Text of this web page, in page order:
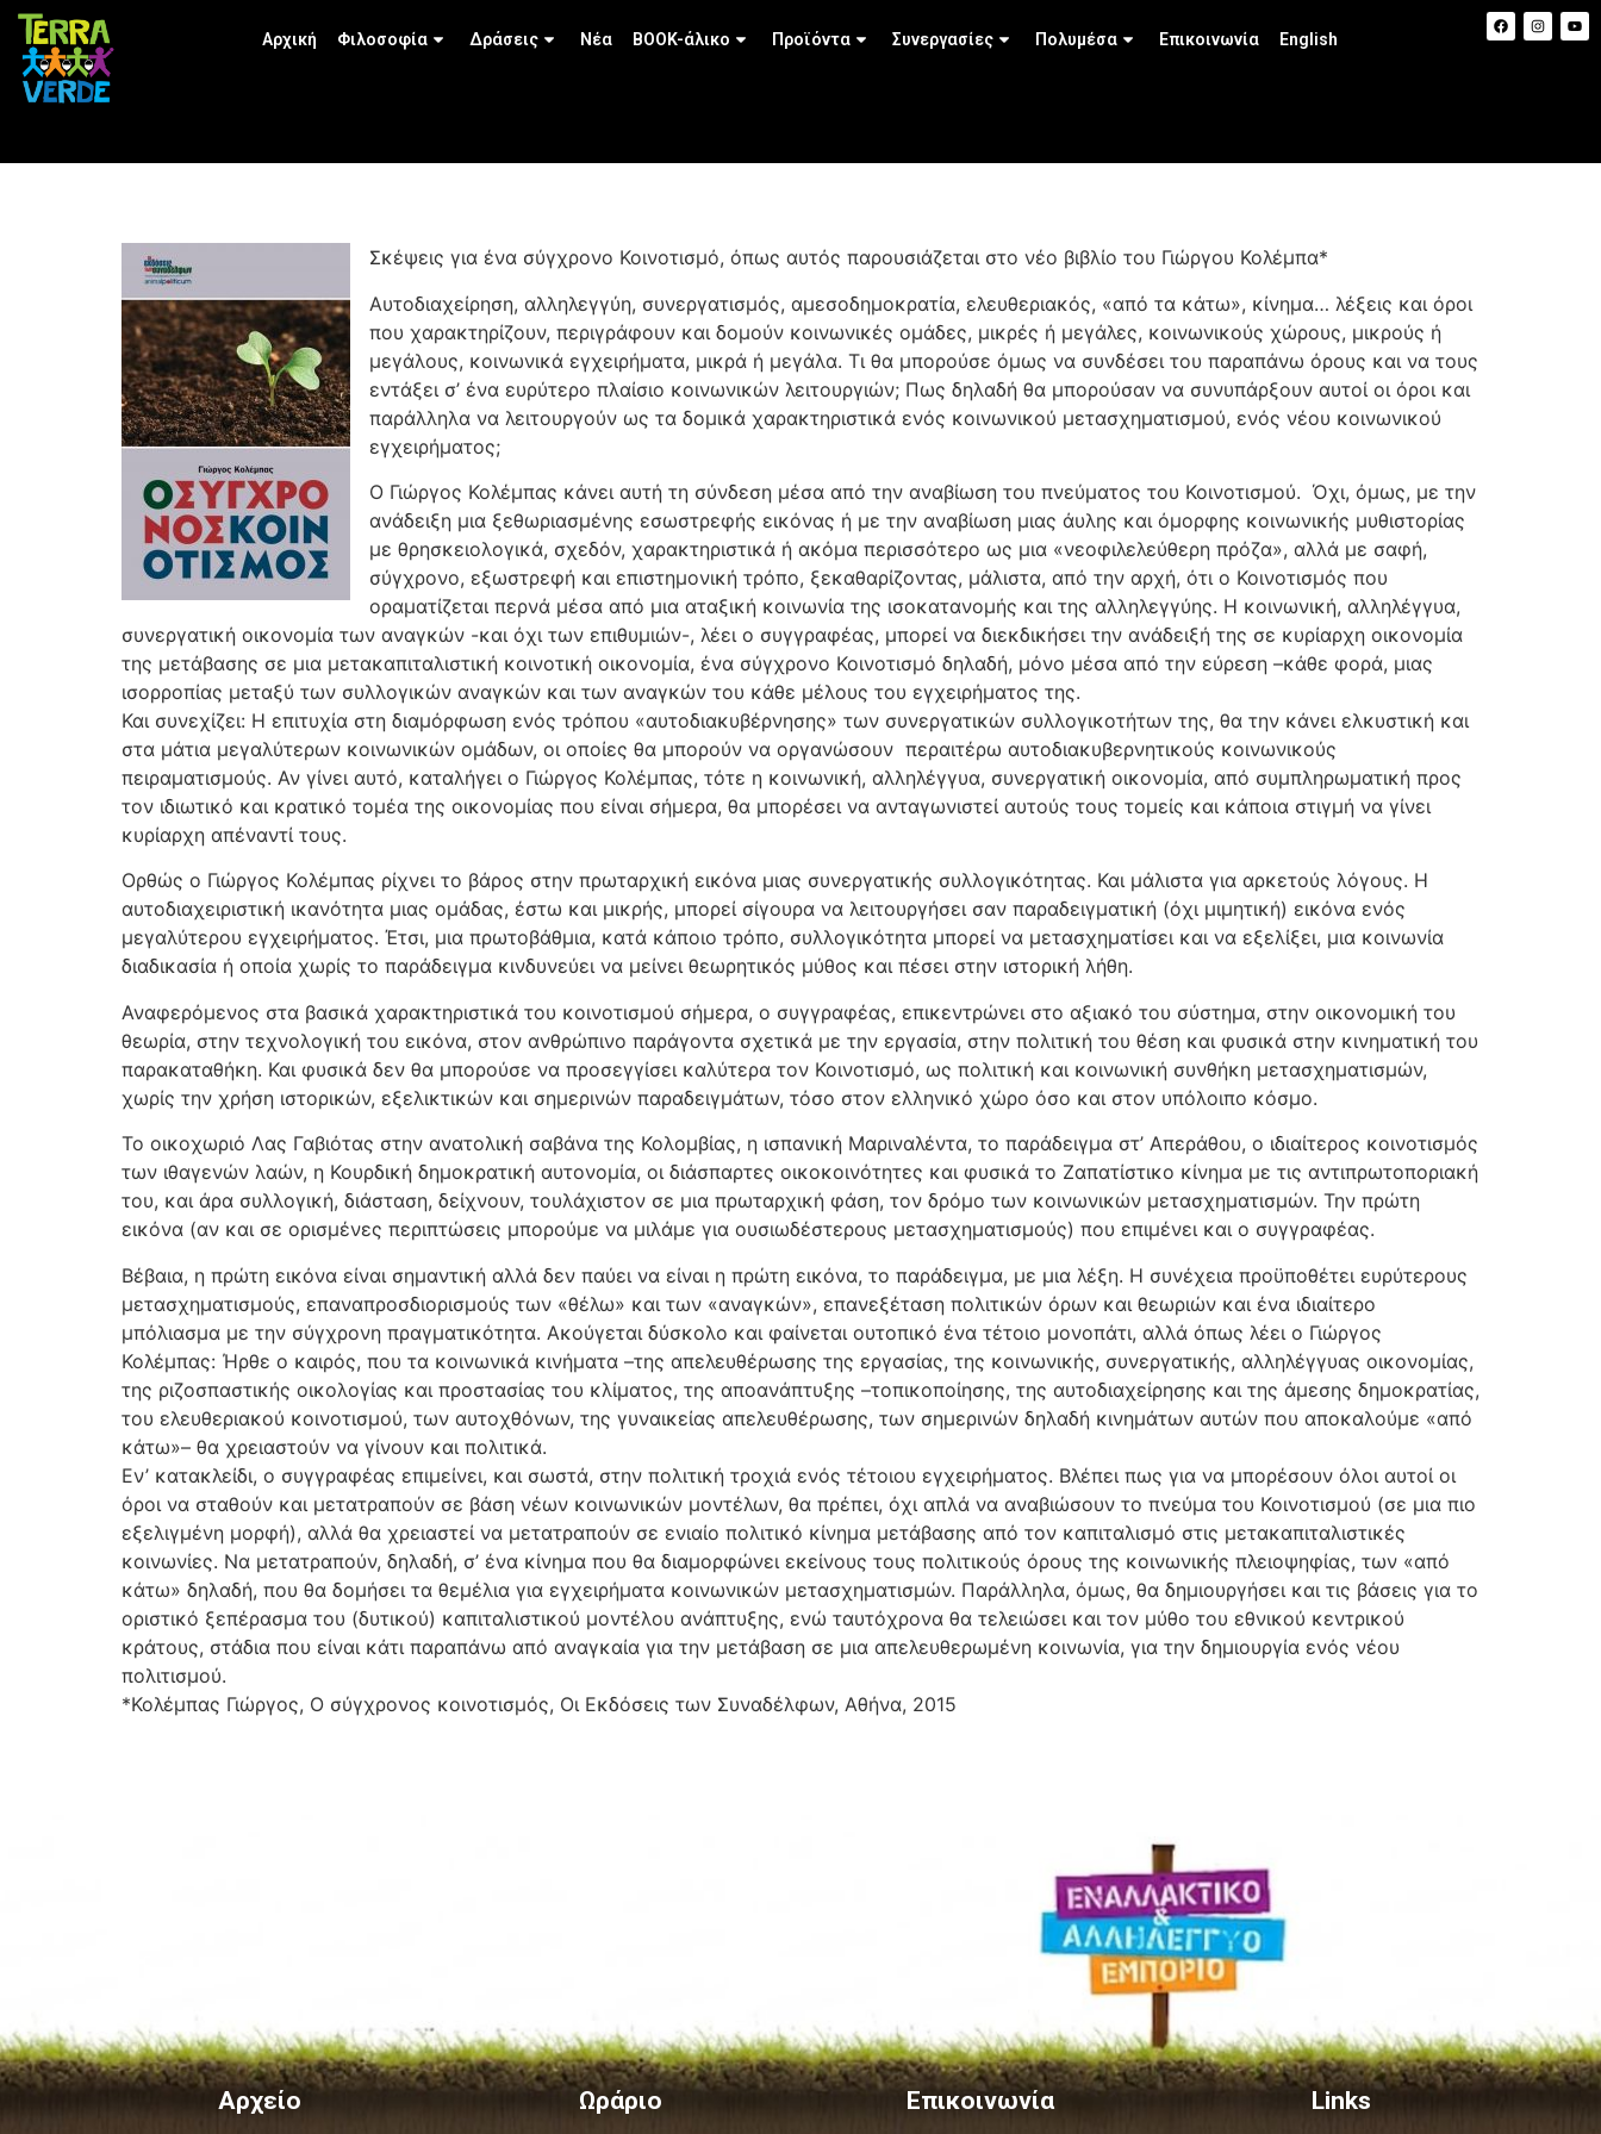
Αρχική Φιλοσοφία Δράσεις Νέα BOOK-άλικο Προϊόντα Συνεργασίες Πολυμέσα Επικοινωνία English
Σκέψεις για ένα σύγχρονο Κοινοτισμό, όπως αυτός παρουσιάζεται στο νέο βιβλίο του Γιώργου Κολέμπα*
Αυτοδιαχείρηση, αλληλεγγύη, συνεργατισμός, αμεσοδημοκρατία, ελευθεριακός, «από τα κάτω», κίνημα… λέξεις και όροι
που χαρακτηρίζουν, περιγράφουν και δομούν κοινωνικές ομάδες, μικρές ή μεγάλες, κοινωνικούς χώρους, μικρούς ή
μεγάλους, κοινωνικά εγχειρήματα, μικρά ή μεγάλα. Τι θα μπορούσε όμως να συνδέσει του παραπάνω όρους και να τους
εντάξει σ’ ένα ευρύτερο πλαίσιο κοινωνικών λειτουργιών; Πως δηλαδή θα μπορούσαν να συνυπάρξουν αυτοί οι όροι και
παράλληλα να λειτουργούν ως τα δομικά χαρακτηριστικά ενός κοινωνικού μετασχηματισμού, ενός νέου κοινωνικού
εγχειρήματος;
Ο Γιώργος Κολέμπας κάνει αυτή τη σύνδεση μέσα από την αναβίωση του πνεύματος του Κοινοτισμού. Όχι, όμως, με την
ανάδειξη μια ξεθωριασμένης εσωστρεφής εικόνας ή με την αναβίωση μιας άυλης και όμορφης κοινωνικής μυθιστορίας
με θρησκειολογικά, σχεδόν, χαρακτηριστικά ή ακόμα περισσότερο ως μια «νεοφιλελεύθερη πρόζα», αλλά με σαφή,
σύγχρονο, εξωστρεφή και επιστημονική τρόπο, ξεκαθαρίζοντας, μάλιστα, από την αρχή, ότι ο Κοινοτισμός που
οραματίζεται περνά μέσα από μια αταξική κοινωνία της ισοκατανομής και της αλληλεγγύης. Η κοινωνική, αλληλέγγυα,
συνεργατική οικονομία των αναγκών -και όχι των επιθυμιών-, λέει ο συγγραφέας, μπορεί να διεκδικήσει την ανάδειξή της σε κυρίαρχη οικονομία
της μετάβασης σε μια μετακαπιταλιστική κοινοτική οικονομία, ένα σύγχρονο Κοινοτισμό δηλαδή, μόνο μέσα από την εύρεση –κάθε φορά, μιας
ισορροπίας μεταξύ των συλλογικών αναγκών και των αναγκών του κάθε μέλους του εγχειρήματος της.
Και συνεχίζει: Η επιτυχία στη διαμόρφωση ενός τρόπου «αυτοδιακυβέρνησης» των συνεργατικών συλλογικοτήτων της, θα την κάνει ελκυστική και
στα μάτια μεγαλύτερων κοινωνικών ομάδων, οι οποίες θα μπορούν να οργανώσουν περαιτέρω αυτοδιακυβερνητικούς κοινωνικούς
πειραματισμούς. Αν γίνει αυτό, καταλήγει ο Γιώργος Κολέμπας, τότε η κοινωνική, αλληλέγγυα, συνεργατική οικονομία, από συμπληρωματική προς
τον ιδιωτικό και κρατικό τομέα της οικονομίας που είναι σήμερα, θα μπορέσει να ανταγωνιστεί αυτούς τους τομείς και κάποια στιγμή να γίνει
κυρίαρχη απέναντί τους.
Ορθώς ο Γιώργος Κολέμπας ρίχνει το βάρος στην πρωταρχική εικόνα μιας συνεργατικής συλλογικότητας. Και μάλιστα για αρκετούς λόγους. Η
αυτοδιαχειριστική ικανότητα μιας ομάδας, έστω και μικρής, μπορεί σίγουρα να λειτουργήσει σαν παραδειγματική (όχι μιμητική) εικόνα ενός
μεγαλύτερου εγχειρήματος. Έτσι, μια πρωτοβάθμια, κατά κάποιο τρόπο, συλλογικότητα μπορεί να μετασχηματίσει και να εξελίξει, μια κοινωνία
διαδικασία ή οποία χωρίς το παράδειγμα κινδυνεύει να μείνει θεωρητικός μύθος και πέσει στην ιστορική λήθη.
Αναφερόμενος στα βασικά χαρακτηριστικά του κοινοτισμού σήμερα, ο συγγραφέας, επικεντρώνει στο αξιακό του σύστημα, στην οικονομική του
θεωρία, στην τεχνολογική του εικόνα, στον ανθρώπινο παράγοντα σχετικά με την εργασία, στην πολιτική του θέση και φυσικά στην κινηματική του
παρακαταθήκη. Και φυσικά δεν θα μπορούσε να προσεγγίσει καλύτερα τον Κοινοτισμό, ως πολιτική και κοινωνική συνθήκη μετασχηματισμών,
χωρίς την χρήση ιστορικών, εξελικτικών και σημερινών παραδειγμάτων, τόσο στον ελληνικό χώρο όσο και στον υπόλοιπο κόσμο.
Το οικοχωριό Λας Γαβιότας στην ανατολική σαβάνα της Κολομβίας, η ισπανική Μαριναλέντα, το παράδειγμα στ’ Απεράθου, ο ιδιαίτερος κοινοτισμός
των ιθαγενών λαών, η Κουρδική δημοκρατική αυτονομία, οι διάσπαρτες οικοκοινότητες και φυσικά το Ζαπατίστικο κίνημα με τις αντιπρωτοποριακή
του, και άρα συλλογική, διάσταση, δείχνουν, τουλάχιστον σε μια πρωταρχική φάση, τον δρόμο των κοινωνικών μετασχηματισμών. Την πρώτη
εικόνα (αν και σε ορισμένες περιπτώσεις μπορούμε να μιλάμε για ουσιωδέστερους μετασχηματισμούς) που επιμένει και ο συγγραφέας.
Βέβαια, η πρώτη εικόνα είναι σημαντική αλλά δεν παύει να είναι η πρώτη εικόνα, το παράδειγμα, με μια λέξη. Η συνέχεια προϋποθέτει ευρύτερους
μετασχηματισμούς, επαναπροσδιορισμούς των «θέλω» και των «αναγκών», επανεξέταση πολιτικών όρων και θεωριών και ένα ιδιαίτερο
μπόλιασμα με την σύγχρονη πραγματικότητα. Ακούγεται δύσκολο και φαίνεται ουτοπικό ένα τέτοιο μονοπάτι, αλλά όπως λέει ο Γιώργος
Κολέμπας: Ήρθε ο καιρός, που τα κοινωνικά κινήματα –της απελευθέρωσης της εργασίας, της κοινωνικής, συνεργατικής, αλληλέγγυας οικονομίας,
της ριζοσπαστικής οικολογίας και προστασίας του κλίματος, της αποανάπτυξης –τοπικοποίησης, της αυτοδιαχείρησης και της άμεσης δημοκρατίας,
του ελευθεριακού κοινοτισμού, των αυτοχθόνων, της γυναικείας απελευθέρωσης, των σημερινών δηλαδή κινημάτων αυτών που αποκαλούμε «από
κάτω»– θα χρειαστούν να γίνουν και πολιτικά.
Εν’ κατακλείδι, ο συγγραφέας επιμείνει, και σωστά, στην πολιτική τροχιά ενός τέτοιου εγχειρήματος. Βλέπει πως για να μπορέσουν όλοι αυτοί οι
όροι να σταθούν και μετατραπούν σε βάση νέων κοινωνικών μοντέλων, θα πρέπει, όχι απλά να αναβιώσουν το πνεύμα του Κοινοτισμού (σε μια πιο
εξελιγμένη μορφή), αλλά θα χρειαστεί να μετατραπούν σε ενιαίο πολιτικό κίνημα μετάβασης από τον καπιταλισμό στις μετακαπιταλιστικές
κοινωνίες. Να μετατραπούν, δηλαδή, σ’ ένα κίνημα που θα διαμορφώνει εκείνους τους πολιτικούς όρους της κοινωνικής πλειοψηφίας, των «από
κάτω» δηλαδή, που θα δομήσει τα θεμέλια για εγχειρήματα κοινωνικών μετασχηματισμών. Παράλληλα, όμως, θα δημιουργήσει και τις βάσεις για το
οριστικό ξεπέρασμα του (δυτικού) καπιταλιστικού μοντέλου ανάπτυξης, ενώ ταυτόχρονα θα τελειώσει και τον μύθο του εθνικού κεντρικού
κράτους, στάδια που είναι κάτι παραπάνω από αναγκαία για την μετάβαση σε μια απελευθερωμένη κοινωνία, για την δημιουργία ενός νέου
πολιτισμού.
*Κολέμπας Γιώργος, Ο σύγχρονος κοινοτισμός, Οι Εκδόσεις των Συναδέλφων, Αθήνα, 2015
Αρχείο Ωράριο Επικοινωνία Links